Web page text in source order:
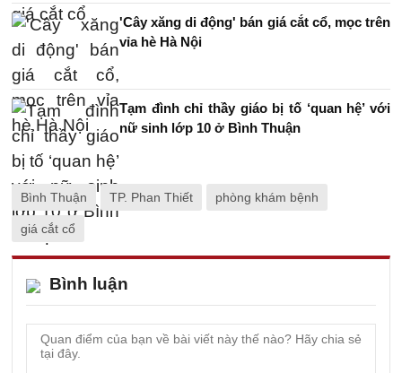
'Cây xăng di động' bán giá cắt cổ, mọc trên
vỉa hè Hà Nội
Tạm đình chỉ thầy giáo bị tố ‘quan hệ’ với
nữ sinh lớp 10 ở Bình Thuận
Bình Thuận TP. Phan Thiết phòng khám bệnh
giá cắt cổ
Bình luận